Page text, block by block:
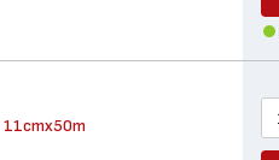
11cmx50m